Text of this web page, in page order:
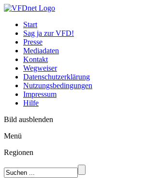
Start
Sag ja zur VFD!
Presse
Mediadaten
Kontakt
Wegweiser
Datenschutzerklärung
Nutzungsbedingungen
Impressum
Hilfe
Bild ausblenden
Menü
Regionen